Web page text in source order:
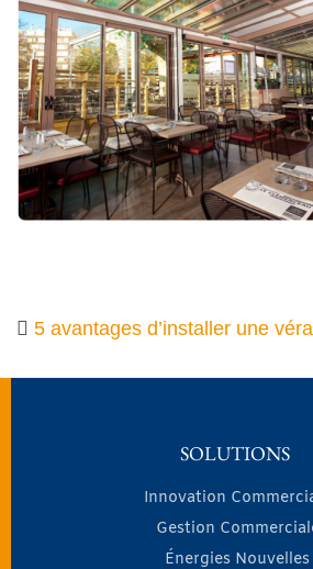
5 avantages d’installer une
SOLUTIONS
Innovation
Gestion
Énergies Nouvelles